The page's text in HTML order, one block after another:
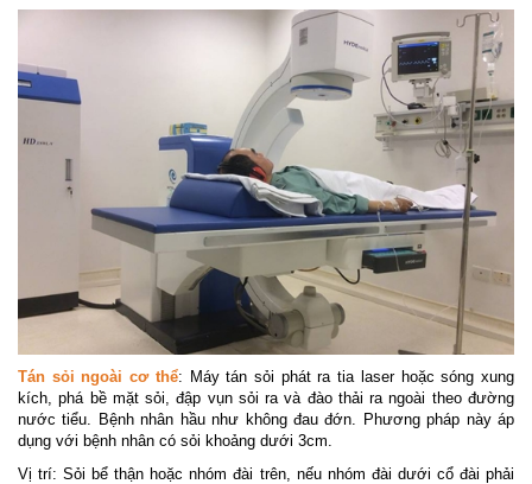
Tán sỏi ngoài cơ thể: Máy tán sỏi phát ra tia laser hoặc sóng xung
kích, phá bề mặt sỏi, đập vụn sỏi ra và đào thải ra ngoài theo đường
nước tiểu. Bệnh nhân hầu như không đau đớn. Phương pháp này áp
dụng với bệnh nhân có sỏi khoảng dưới 3cm.
Vị trí: Sỏi bể thận hoặc nhóm đài trên, nếu nhóm đài dưới cổ đài phải